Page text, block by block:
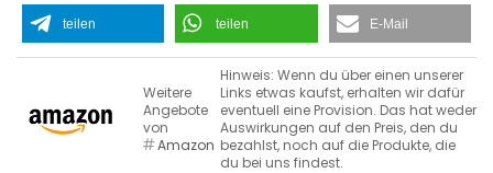
teilen teilen E-Mail
Weitere
Angebote
von
Amazon
Hinweis: Wenn du über einen unserer
Links etwas kaufst, erhalten wir dafür
eventuell eine Provision. Das hat weder
Auswirkungen auf den Preis, den du
bezahlst, noch auf die Produkte, die
du bei uns findest.